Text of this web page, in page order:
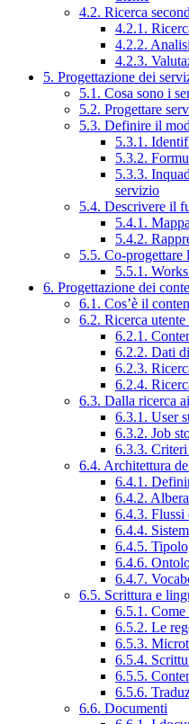
4.2. Ricerca
4.2.1.
4.2.2.
4.2.3.
5. Progettazione dei
5.1. Cosa sono i
5.2. Progettare
5.3. Definire il
5.3.1.
5.3.2.
5.3.3.
servizio
5.4. Descrivere il
5.4.1.
5.4.2.
5.5. Co-progettare
5.5.1.
6. Progettazione dei
6.1. Cos’è il
6.2. Ricerca
6.2.1.
6.2.2. Dati
6.2.3.
6.2.4.
6.3. Dalla ricerca
6.3.1. User
6.3.2. Job
6.3.3.
6.4. Architettura
6.4.1.
6.4.2.
6.4.3. Flussi
6.4.4.
6.4.5.
6.4.6.
6.4.7.
6.5. Scrittura e
6.5.1. Come
6.5.2. Le
6.5.3.
6.5.4.
6.5.5.
6.5.6.
6.6. Documenti